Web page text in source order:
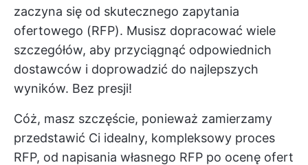
zaczyna się od skutecznego zapytania
ofertowego (RFP). Musisz dopracować wiele
szczegółów, aby przyciągnąć odpowiednich
dostawców i doprowadzić do najlepszych
wyników. Bez presji!
Cóż, masz szczęście, ponieważ zamierzamy
przedstawić Ci idealny, kompleksowy proces
RFP, od napisania własnego RFP po ocenę ofert